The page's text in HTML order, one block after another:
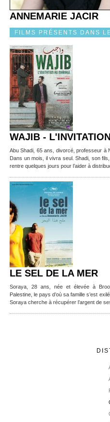
ANNEMARIE JACIR
FILMS PRÉSENTS DANS
WAJIB -
Abu Shadi, 65 ans, divorcé, professeur à
Dans un mois, il vivra seul. Shadi, son
rentre quelques jours pour l’aider à
LE SEL DE LA MER
Soraya, 28 ans, née et élevée à
Palestine, le pays d’où sa famille s’est
Soraya cherche à récupérer l’argent de